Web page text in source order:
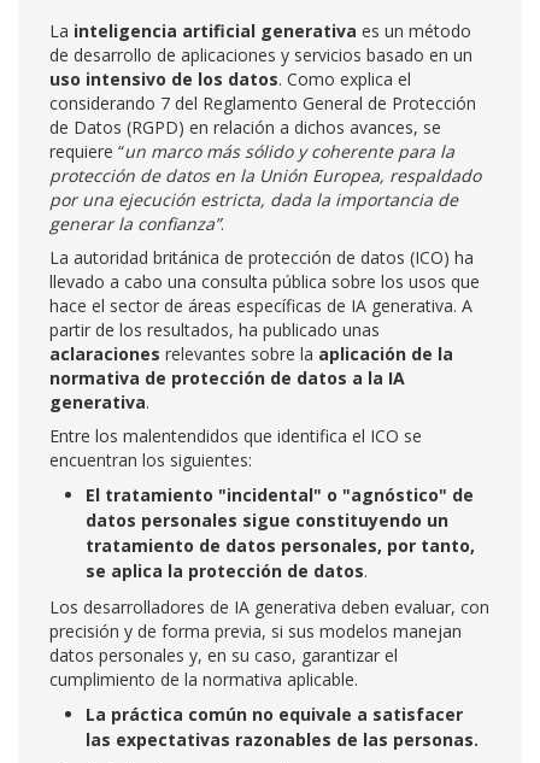
La inteligencia artificial generativa es un método
de desarrollo de aplicaciones y servicios basado en un
uso intensivo de los datos. Como explica el
considerando 7 del Reglamento General de Protección
de Datos (RGPD) en relación a dichos avances, se
requiere “un marco más sólido y coherente para la
protección de datos en la Unión Europea, respaldado
por una ejecución estricta, dada la importancia de
generar la confianza”.
La autoridad británica de protección de datos (ICO) ha
llevado a cabo una consulta pública sobre los usos que
hace el sector de áreas específicas de IA generativa. A
partir de los resultados, ha publicado unas
aclaraciones relevantes sobre la aplicación de la
normativa de protección de datos a la IA
generativa.
Entre los malentendidos que identifica el ICO se
encuentran los siguientes:
El tratamiento "incidental" o "agnóstico" de
datos personales sigue constituyendo un
tratamiento de datos personales, por tanto,
se aplica la protección de datos.
Los desarrolladores de IA generativa deben evaluar, con
precisión y de forma previa, si sus modelos manejan
datos personales y, en su caso, garantizar el
cumplimiento de la normativa aplicable.
La práctica común no equivale a satisfacer
las expectativas razonables de las personas.